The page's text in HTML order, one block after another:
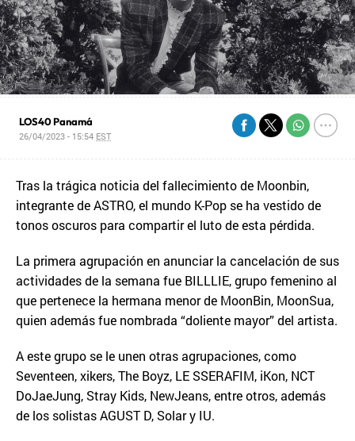
LOS40 Panamá
26/04/2023 - 15:54 EST
Tras la trágica noticia del fallecimiento de Moonbin,
integrante de ASTRO, el mundo K-Pop se ha vestido de
tonos oscuros para compartir el luto de esta pérdida.
La primera agrupación en anunciar la cancelación de sus
actividades de la semana fue BILLLIE, grupo femenino al
que pertenece la hermana menor de MoonBin, MoonSua,
quien además fue nombrada “doliente mayor” del artista.
A este grupo se le unen otras agrupaciones, como
Seventeen, xikers, The Boyz, LE SSERAFIM, iKon, NCT
DoJaeJung, Stray Kids, NewJeans, entre otros, además
de los solistas AGUST D, Solar y IU.